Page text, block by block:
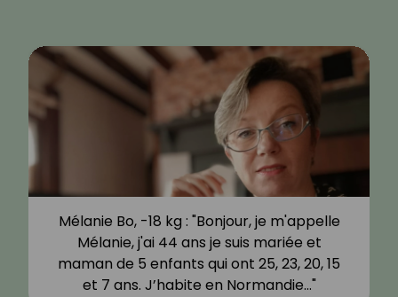
Mélanie Bo, -18 kg : "Bonjour, je m'appelle
Mélanie, j'ai 44 ans je suis mariée et
maman de 5 enfants qui ont 25, 23, 20, 15
et 7 ans. J’habite en Normandie…"